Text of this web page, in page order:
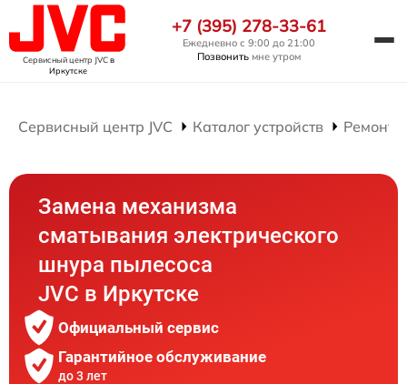
Сервисный центр JVCв
Иркутске
+7 (395) 278-33-61
Ежедневно с 9:00 до 21:00
Позвонить мне утром
Сервисный центр JVC Каталог устройств Ремонт
Замена механизма
сматывания электрического
шнура пылесоса
JVC в Иркутске
Официальный сервис
Гарантийное обслуживание
до 3 лет